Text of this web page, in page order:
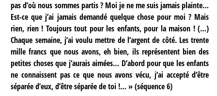
pas d’où nous sommes partis ? Moi je ne me suis jamais plainte…
Est-ce que j’ai jamais demandé quelque chose pour moi ? Mais
rien, rien ! Toujours tout pour les enfants, pour la maison ! (…)
Chaque semaine, j’ai voulu mettre de l’argent de côté. Les trente
mille francs que nous avons, eh bien, ils représentent bien des
petites choses que j’aurais aimées… D’abord pour que les enfants
ne connaissent pas ce que nous avons vécu, j’ai accepté d’être
séparée d’eux, d’être séparée de toi !… » (séquence 6)